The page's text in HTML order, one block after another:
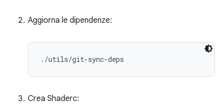
Aggiorna le dipendenze:
./utils/git-sync-deps
Crea Shaderc: